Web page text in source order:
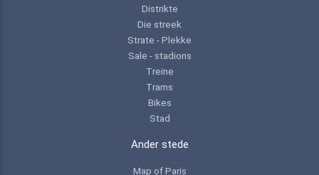
Distrikte
Die streek
Strate - Plekke
Sale - stadions
Treine
Trams
Bikes
Stad
Ander stede
Map of Paris